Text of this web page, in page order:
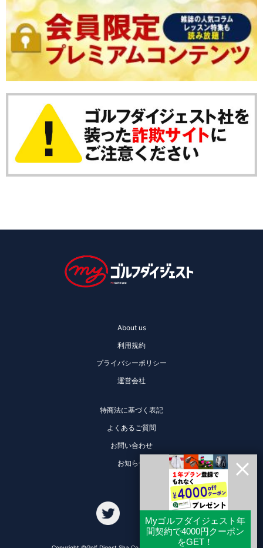
About us
利用規約
プライバシーポリシー
運営会社
特商法に基づく表記
よくあるご質問
お問い合わせ
お知らせ